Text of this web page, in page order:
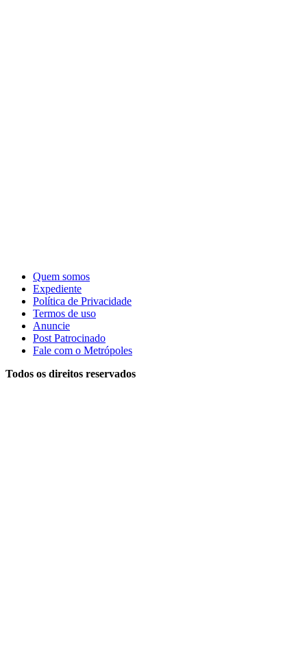
Quem somos
Expediente
Política de Privacidade
Termos de uso
Anuncie
Post Patrocinado
Fale com o Metrópoles
Todos os direitos reservados